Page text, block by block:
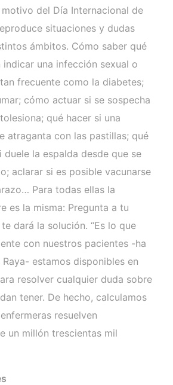
del Día Internacional de
situaciones y dudas
ámbitos. Cómo saber qué
indicar una infección sexual o
frecuente como la diabetes;
cómo actuar si se sospecha
qué hacer si una
atraganta con las pastillas; qué
duele la espalda desde que se
aclarar si es posible vacunarse
Para todas ellas la
es la misma: Pregunta a tu
dará la solución. “Es lo que
con nuestros pacientes -ha
estamos disponibles en
resolver cualquier duda sobre
tener. De hecho, calculamos
resuelven
un millón trescientas mil